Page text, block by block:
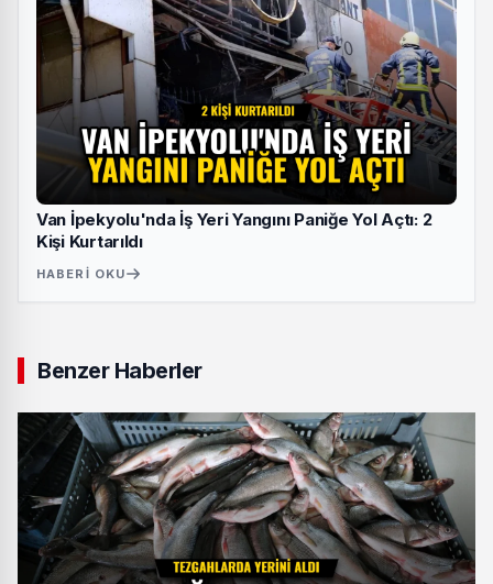
Van İpekyolu'nda İş Yeri Yangını Paniğe Yol Açtı: 2
Kişi Kurtarıldı
HABERI OKU
Benzer Haberler